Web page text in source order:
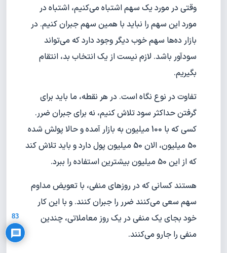
وقتی در مورد یک سهم اشتباه می‌کنیم، اشتباه در
مورد این سهم را نباید با همین سهم جبران کنیم. در
بازار ده‌ها سهم خوب دیگر وجود دارد که می‌تواند
سودآور باشد. لازم نیست از یک انتخاب بد، انتقام
بگیریم.
تفاوت در نوع نگاه است. در هر نقطه، ما باید برای
گرفتن حداکثر سود تلاش کنیم، نه برای جبران ضرر.
کسی که با 100 میلیون به بازار آمده و حالا پولش شده
50 میلیون، الان 50 میلیون پول دارد و باید تلاش کند
که از این 50 میلیون بیشترین استفاده را ببرد.
هستند کسانی که در روزهای منفی، با تعویض مداوم
سهم سعی می‌کنند ضرر را جبران کنند. و با این کار
خود بجای یک منفی در یک روز معاملاتی، چندین
منفی را جارو می‌کنند.
83